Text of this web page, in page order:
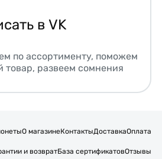
в VK
по ассортименту, поможем
товар, развеем сомнения
О магазинеКонтактыДоставкаОплата
и возвратБаза сертификатовОтзывы